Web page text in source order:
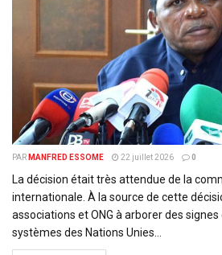
PAR MANFRED ESSOME 22 juillet 2026 0
La décision était très attendue de la
internationale. À la source de cette
associations et ONG à arborer des
systèmes des Nations Unies...